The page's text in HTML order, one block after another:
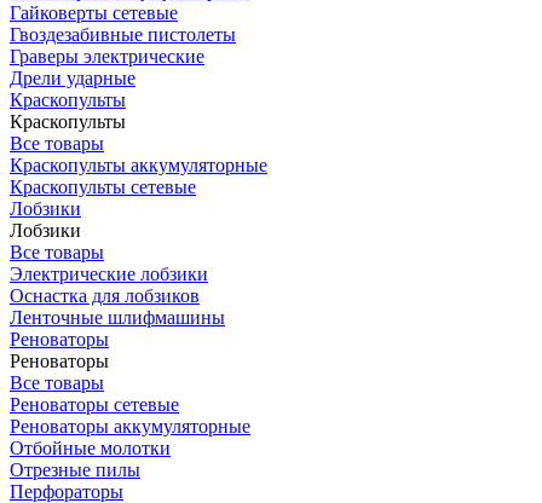
Гайковерты сетевые
Гвоздезабивные пистолеты
Граверы электрические
Дрели ударные
Краскопульты
Краскопульты
Все товары
Краскопульты аккумуляторные
Краскопульты сетевые
Лобзики
Лобзики
Все товары
Электрические лобзики
Оснастка для лобзиков
Ленточные шлифмашины
Реноваторы
Реноваторы
Все товары
Реноваторы сетевые
Реноваторы аккумуляторные
Отбойные молотки
Отрезные пилы
Перфораторы